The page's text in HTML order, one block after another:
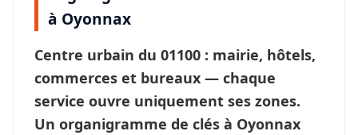
à Oyonnax
Centre urbain du 01100 : mairie, hôtels,
commerces et bureaux — chaque
service ouvre uniquement ses zones.
Un organigramme de clés à Oyonnax